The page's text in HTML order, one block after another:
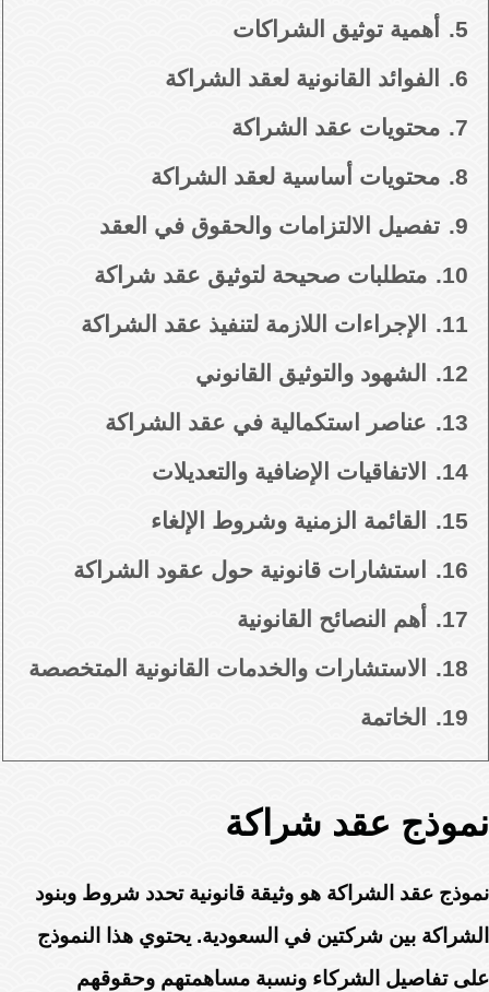
5.
أهمية توثيق الشراكات
6.
الفوائد القانونية لعقد الشراكة
7.
محتويات عقد الشراكة
8.
محتويات أساسية لعقد الشراكة
9.
تفصيل الالتزامات والحقوق في العقد
10.
متطلبات صحيحة لتوثيق عقد شراكة
11.
الإجراءات اللازمة لتنفيذ عقد الشراكة
12.
الشهود والتوثيق القانوني
13.
عناصر استكمالية في عقد الشراكة
14.
الاتفاقيات الإضافية والتعديلات
15.
القائمة الزمنية وشروط الإلغاء
16.
استشارات قانونية حول عقود الشراكة
17.
أهم النصائح القانونية
18.
الاستشارات والخدمات القانونية المتخصصة
19.
الخاتمة
نموذج عقد شراكة
نموذج عقد الشراكة هو وثيقة قانونية تحدد شروط وبنود
الشراكة بين شركتين في السعودية. يحتوي هذا النموذج
على تفاصيل الشركاء ونسبة مساهمتهم وحقوقهم